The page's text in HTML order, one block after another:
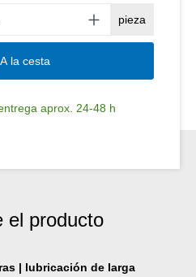
pieza
A la cesta
aprox. 24-48 h
el producto
| lubricación de larga